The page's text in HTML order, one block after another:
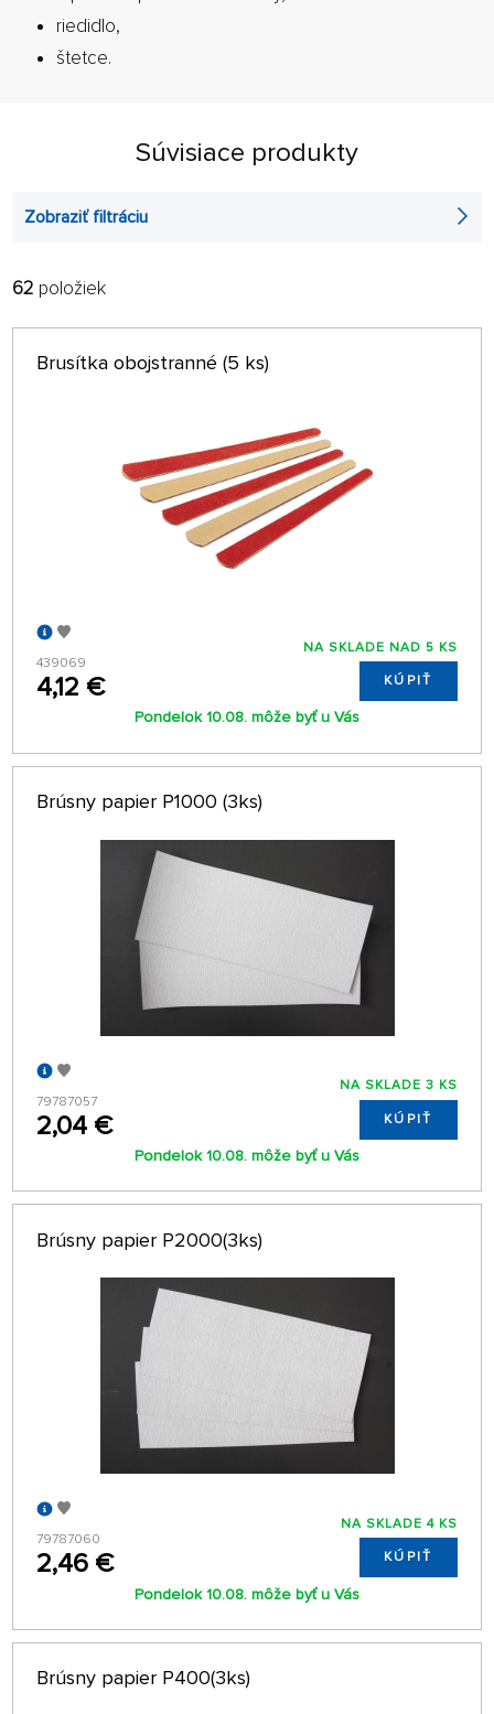
riedidlo,
štetce.
Súvisiace produkty
Zobraziť filtráciu
FILTROVAŤ:
ABECEDNE
62 položiek
Brusítka obojstranné (5 ks)
439069
4,12 €
NA SKLADE NAD 5 KS
KÚPIŤ
Pondelok 10.08. môže byť u Vás
Brúsny papier P1000 (3ks)
79787057
2,04 €
NA SKLADE 3 KS
KÚPIŤ
Pondelok 10.08. môže byť u Vás
Brúsny papier P2000(3ks)
79787060
2,46 €
NA SKLADE 4 KS
KÚPIŤ
Pondelok 10.08. môže byť u Vás
Brúsny papier P400(3ks)